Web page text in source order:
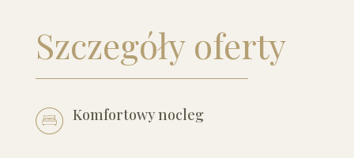
Szczegóły oferty
Komfortowy nocleg